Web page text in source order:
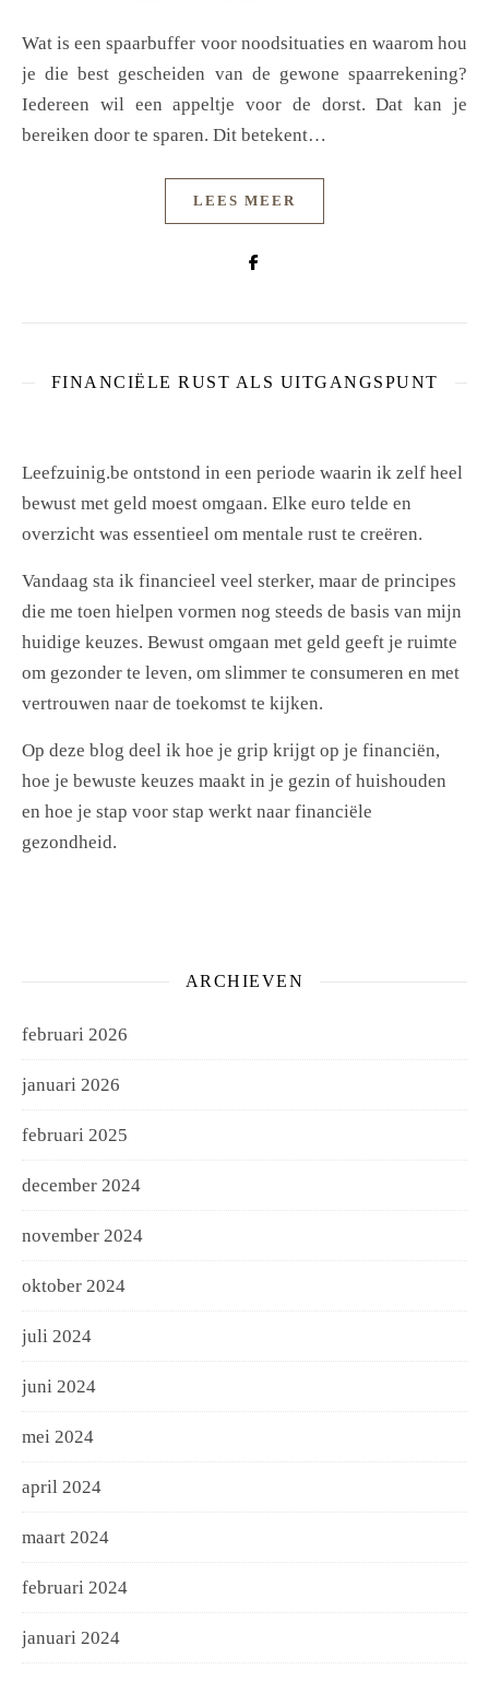
Wat is een spaarbuffer voor noodsituaties en waarom hou
je die best gescheiden van de gewone spaarrekening?
Iedereen wil een appeltje voor de dorst. Dat kan je
bereiken door te sparen. Dit betekent…
LEES MEER
FINANCIËLE RUST ALS UITGANGSPUNT
Leefzuinig.be ontstond in een periode waarin ik zelf heel
bewust met geld moest omgaan. Elke euro telde en
overzicht was essentieel om mentale rust te creëren.
Vandaag sta ik financieel veel sterker, maar de principes
die me toen hielpen vormen nog steeds de basis van mijn
huidige keuzes. Bewust omgaan met geld geeft je ruimte
om gezonder te leven, om slimmer te consumeren en met
vertrouwen naar de toekomst te kijken.
Op deze blog deel ik hoe je grip krijgt op je financiën,
hoe je bewuste keuzes maakt in je gezin of huishouden
en hoe je stap voor stap werkt naar financiële
gezondheid.
ARCHIEVEN
februari 2026
januari 2026
februari 2025
december 2024
november 2024
oktober 2024
juli 2024
juni 2024
mei 2024
april 2024
maart 2024
februari 2024
januari 2024